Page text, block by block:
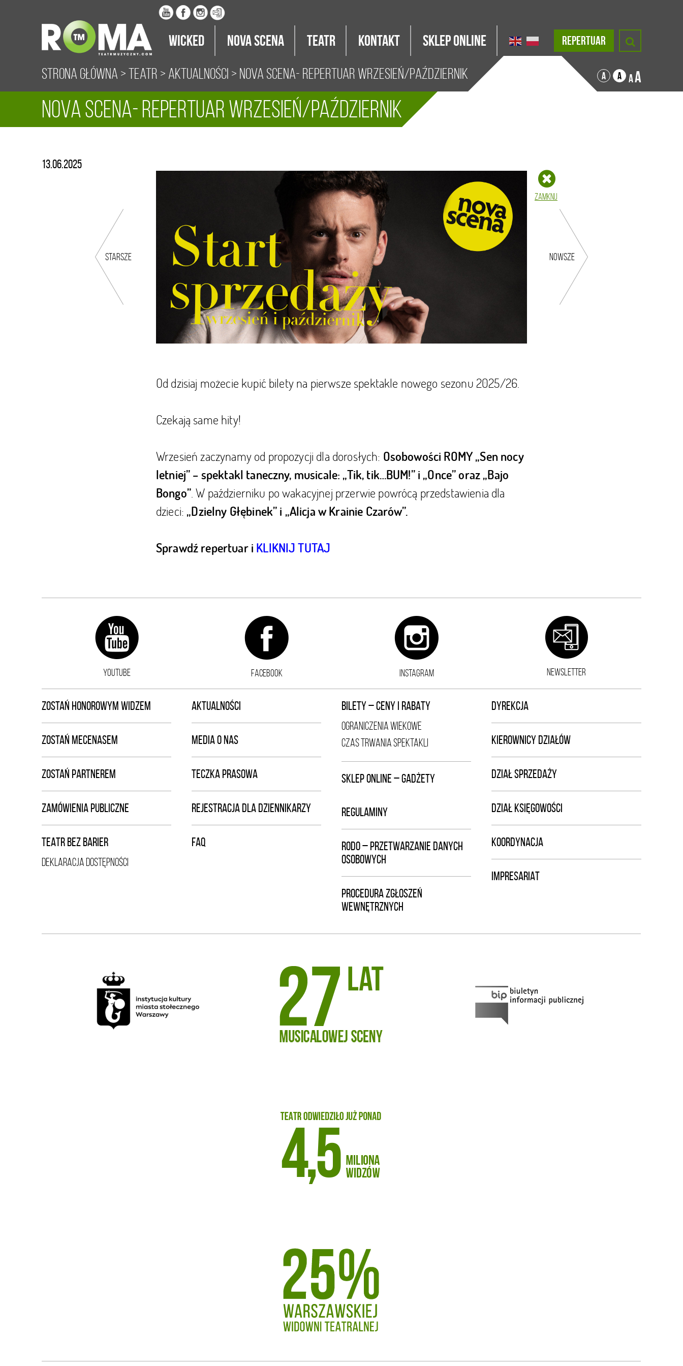
Wicked Nova Scena Teatr Kontakt Sklep Online REPERTUAR
Strona główna >Teatr > Aktualności > NOVA Scena- repertuar wrzesień/październik A A AA
NOVA Scena- repertuar wrzesień/październik
13.06.2025
Zamknij
nowsze
starsze
Od dzisiaj możecie kupić bilety na pierwsze spektakle nowego sezonu 2025/26.
Czekają same hity!
Wrzesień zaczynamy od propozycji dla dorosłych: Osobowości ROMY„Sen nocy
letniej” – spektakl taneczny, musicale: „Tik, tik…BUM!” i „Once” oraz „Bajo
Bongo”. W październiku po wakacyjnej przerwie powrócą przedstawienia dla
dzieci:„Dzielny Głębinek” i „Alicja w Krainie Czarów”.
Sprawdź repertuar i KLIKNIJ TUTAJ
YOUTUBE FACEBOOK INSTAGRAM NEWSLETTER
ZOSTAŃ HONOROWYM WIDZEM
ZOSTAŃ MECENASEM
ZOSTAŃ PARTNEREM
ZAMÓWIENIA PUBLICZNE
TEATR BEZ BARIER
DEKLARACJA DOSTĘPNOŚCI
AKTUALNOŚCI
MEDIA O NAS
TECZKA PRASOWA
REJESTRACJA DLA DZIENNIKARZY
FAQ
BILETY – CENY I RABATY
OGRANICZENIA WIEKOWE
CZAS TRWANIA SPEKTAKLI
SKLEP ONLINE – GADŻETY
REGULAMINY
RODO – PRZETWARZANIE DANYCH
OSOBOWYCH
PROCEDURA ZGŁOSZEŃ
WEWNĘTRZNYCH
DYREKCJA
KIEROWNICY DZIAŁÓW
DZIAŁ SPRZEDAŻY
DZIAŁ KSIĘGOWOŚCI
KOORDYNACJA
IMPRESARIAT